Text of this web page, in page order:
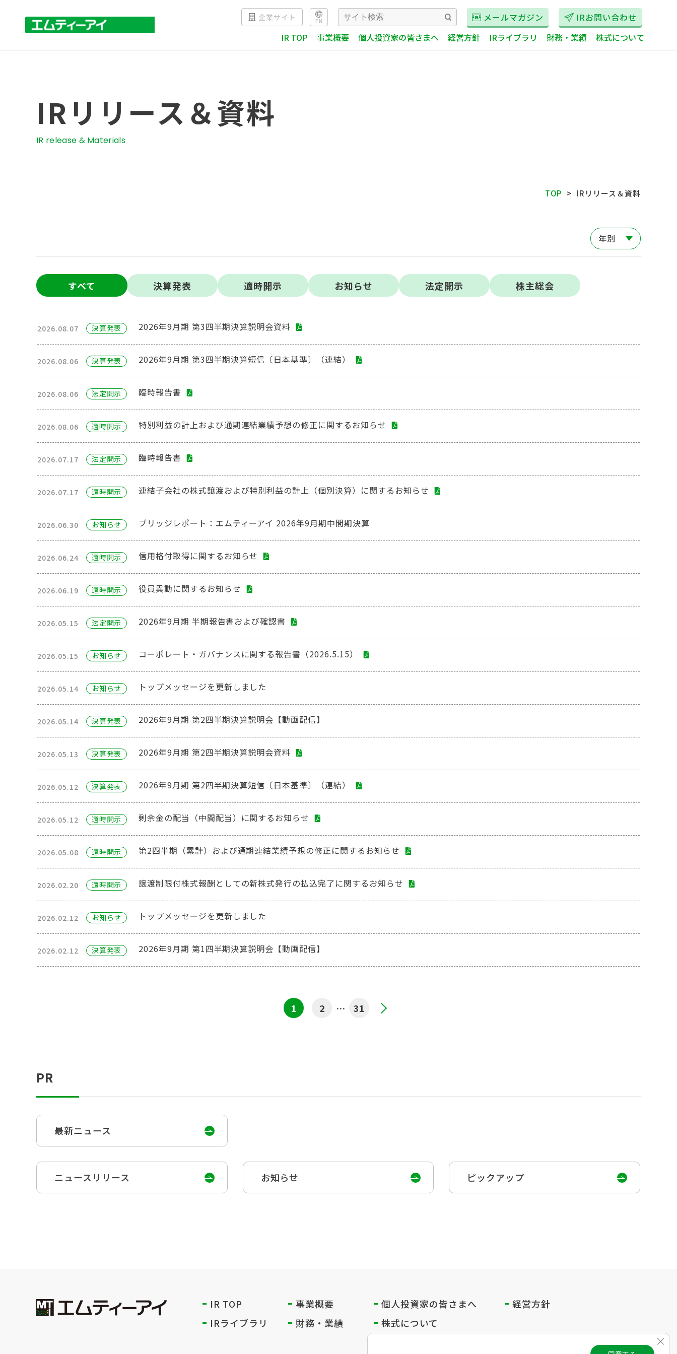
IR TOP 事業概要 個人投資家の皆さまへ 経営方針 IRライブラリ 財務・業績 株式について
企業サイト EN メールマガジン IRお問い合わせ
IRリリース＆資料
IR release & Materials
TOP IRリリース＆資料
年別
すべて 決算発表 適時開⽰ お知らせ 法定開⽰ 株主総会
2026.08.07 決算発表 2026年9月期 第3四半期決算説明会資料
2026.08.06 決算発表 2026年9月期 第3四半期決算短信〔日本基準〕（連結）
2026.08.06 法定開⽰ 臨時報告書
2026.08.06 適時開⽰ 特別利益の計上および通期連結業績予想の修正に関するお知らせ
2026.07.17 法定開⽰ 臨時報告書
2026.07.17 適時開⽰ 連結子会社の株式譲渡および特別利益の計上（個別決算）に関するお知らせ
2026.06.30 お知らせ ブリッジレポート：エムティーアイ 2026年9月期中間期決算
2026.06.24 適時開⽰ 信用格付取得に関するお知らせ
2026.06.19 適時開⽰ 役員異動に関するお知らせ
2026.05.15 法定開⽰ 2026年9月期 半期報告書および確認書
2026.05.15 お知らせ コーポレート・ガバナンスに関する報告書（2026.5.15）
2026.05.14 お知らせ トップメッセージを更新しました
2026.05.14 決算発表 2026年9月期 第2四半期決算説明会【動画配信】
2026.05.13 決算発表 2026年9月期 第2四半期決算説明会資料
2026.05.12 決算発表 2026年9月期 第2四半期決算短信〔日本基準〕（連結）
2026.05.12 適時開⽰ 剰余金の配当（中間配当）に関するお知らせ
2026.05.08 適時開⽰ 第2四半期（累計）および通期連結業績予想の修正に関するお知らせ
2026.02.20 適時開⽰ 譲渡制限付株式報酬としての新株式発行の払込完了に関するお知らせ
2026.02.12 お知らせ トップメッセージを更新しました
2026.02.12 決算発表 2026年9月期 第1四半期決算説明会【動画配信】
1 2 … 31
PR
最新ニュース
ニュースリリース お知らせ ピックアップ
IR TOP 事業概要 個人投資家の皆さまへ
経営方針
IRライブラリ
財務・業績 株式について